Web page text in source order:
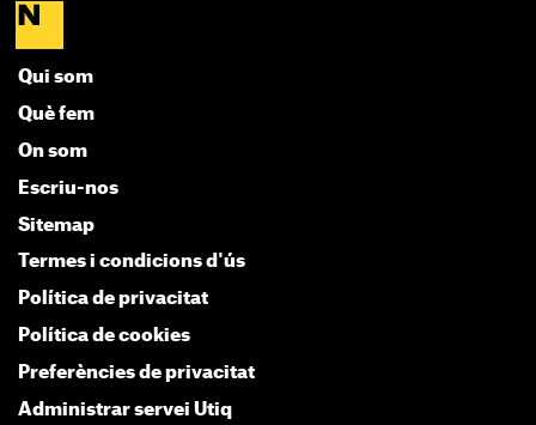
Qui som
Què fem
On som
Escriu-nos
Sitemap
Termes i condicions d'ús
Política de privacitat
Política de cookies
Preferències de privacitat
Administrar servei Utiq